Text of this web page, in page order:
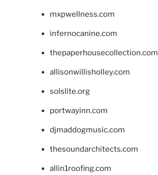
mxpwellness.com
infernocanine.com
thepaperhousecollection.com
allisonwillisholley.com
solslite.org
portwayinn.com
djmaddogmusic.com
thesoundarchitects.com
allin1roofing.com